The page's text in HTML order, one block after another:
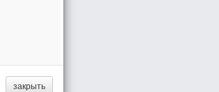
закрыть